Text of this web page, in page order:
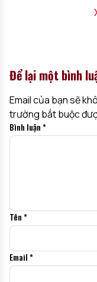
Để lại một bình
Email của bạn sẽ
trường bắt buộc
Bình luận*
Tên*
Email*